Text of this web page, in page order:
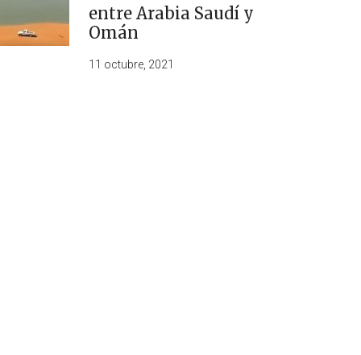
entre Arabia Saudí y
Omán
11 octubre, 2021